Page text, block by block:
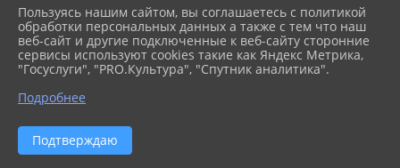
Студенты и сотрудники нашего колледжа
объединились в большом флешмобе, посвящённом
Пользуясь нашим сайтом, вы соглашаетесь с политикой
обработки персональных данных а также с тем что наш
веб-сайт и другие подключенные к веб-сайту сторонние
сервисы используют cookies такие как Яндекс Метрика,
"Госуслуги", "PRO.Культура", "Спутник аналитика".
Подробнее
Подтверждаю